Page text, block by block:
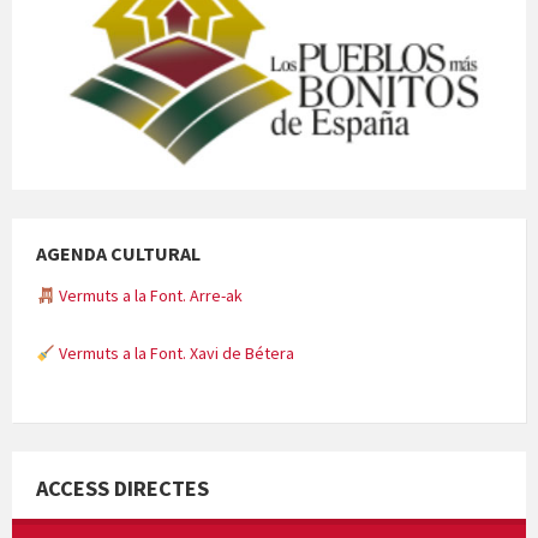
AGENDA CULTURAL
Vermuts a la Font. Arre-ak
Vermuts a la Font. Xavi de Bétera
ACCESS DIRECTES